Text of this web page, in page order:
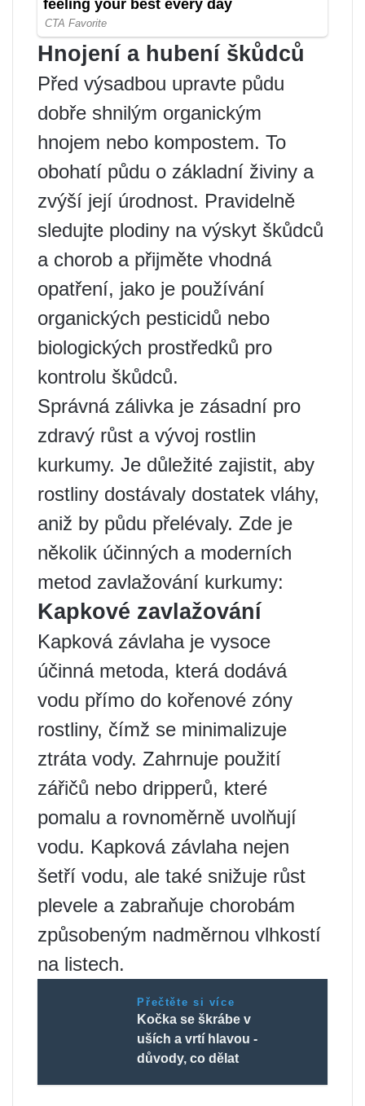
Hnojení a hubení škůdců
Před výsadbou upravte půdu
dobře shnilým organickým
hnojem nebo kompostem. To
obohatí půdu o základní živiny a
zvýší její úrodnost. Pravidelně
sledujte plodiny na výskyt škůdců
a chorob a přijměte vhodná
opatření, jako je používání
organických pesticidů nebo
biologických prostředků pro
kontrolu škůdců.
Správná zálivka je zásadní pro
zdravý růst a vývoj rostlin
kurkumy. Je důležité zajistit, aby
rostliny dostávaly dostatek vláhy,
aniž by půdu přelévaly. Zde je
několik účinných a moderních
metod zavlažování kurkumy:
Kapkové zavlažování
Kapková závlaha je vysoce
účinná metoda, která dodává
vodu přímo do kořenové zóny
rostliny, čímž se minimalizuje
ztráta vody. Zahrnuje použití
zářičů nebo dripperů, které
pomalu a rovnoměrně uvolňují
vodu. Kapková závlaha nejen
šetří vodu, ale také snižuje růst
plevele a zabraňuje chorobám
způsobeným nadměrnou vlhkostí
na listech.
Přečtěte si více
Kočka se škrábe v
uších a vrtí hlavou -
důvody, co dělat